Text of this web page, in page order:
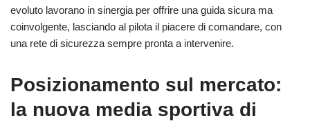
evoluto lavorano in sinergia per offrire una guida sicura ma
coinvolgente, lasciando al pilota il piacere di comandare, con
una rete di sicurezza sempre pronta a intervenire.
Posizionamento sul mercato:
la nuova media sportiva di